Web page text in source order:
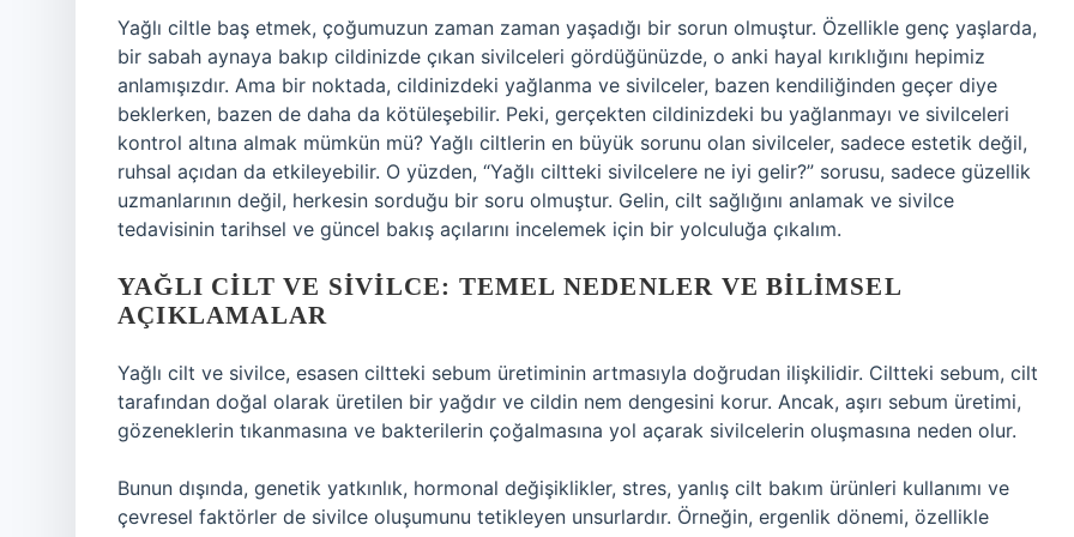
Yağlı ciltle baş etmek, çoğumuzun zaman zaman yaşadığı bir sorun olmuştur. Özellikle genç yaşlarda,
bir sabah aynaya bakıp cildinizde çıkan sivilceleri gördüğünüzde, o anki hayal kırıklığını hepimiz
anlamışızdır. Ama bir noktada, cildinizdeki yağlanma ve sivilceler, bazen kendiliğinden geçer diye
beklerken, bazen de daha da kötüleşebilir. Peki, gerçekten cildinizdeki bu yağlanmayı ve sivilceleri
kontrol altına almak mümkün mü? Yağlı ciltlerin en büyük sorunu olan sivilceler, sadece estetik değil,
ruhsal açıdan da etkileyebilir. O yüzden, “Yağlı ciltteki sivilcelere ne iyi gelir?” sorusu, sadece güzellik
uzmanlarının değil, herkesin sorduğu bir soru olmuştur. Gelin, cilt sağlığını anlamak ve sivilce
tedavisinin tarihsel ve güncel bakış açılarını incelemek için bir yolculuğa çıkalım.
YAĞLI CILT VE SIVILCE: TEMEL NEDENLER VE BILIMSEL
AÇIKLAMALAR
Yağlı cilt ve sivilce, esasen ciltteki sebum üretiminin artmasıyla doğrudan ilişkilidir. Ciltteki sebum, cilt
tarafından doğal olarak üretilen bir yağdır ve cildin nem dengesini korur. Ancak, aşırı sebum üretimi,
gözeneklerin tıkanmasına ve bakterilerin çoğalmasına yol açarak sivilcelerin oluşmasına neden olur.
Bunun dışında, genetik yatkınlık, hormonal değişiklikler, stres, yanlış cilt bakım ürünleri kullanımı ve
çevresel faktörler de sivilce oluşumunu tetikleyen unsurlardır. Örneğin, ergenlik dönemi, özellikle